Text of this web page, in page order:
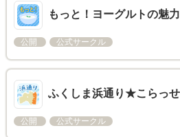
もっと！ヨーグルトの魅
公開 公式サークル
ふくしま浜通り★こらっ
公開 公式サークル